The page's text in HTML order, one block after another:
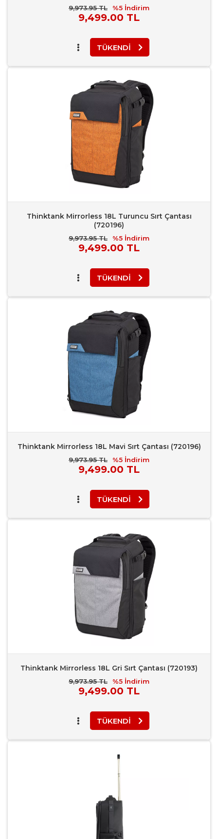
Piyasa
Fiyatı
9,499.00 TL
%5 İndirim
9,973.95 TL
TÜKENDI
Thinktank Mirrorless 18L Turuncu Sırt Çantası
(720196)
Piyasa
Fiyatı
9,499.00 TL
%5 İndirim
9,973.95 TL
TÜKENDI
Karşılaştır
Rapor Bildir
Thinktank Mirrorless 18L Mavi Sırt Çantası (720196)
Piyasa
Fiyatı
9,499.00 TL
%5 İndirim
9,973.95 TL
TÜKENDI
Karşılaştır
Rapor Bildir
Thinktank Mirrorless 18L Gri Sırt Çantası (720193)
Piyasa
Fiyatı
9,499.00 TL
%5 İndirim
9,973.95 TL
TÜKENDI
Karşılaştır
Rapor Bildir